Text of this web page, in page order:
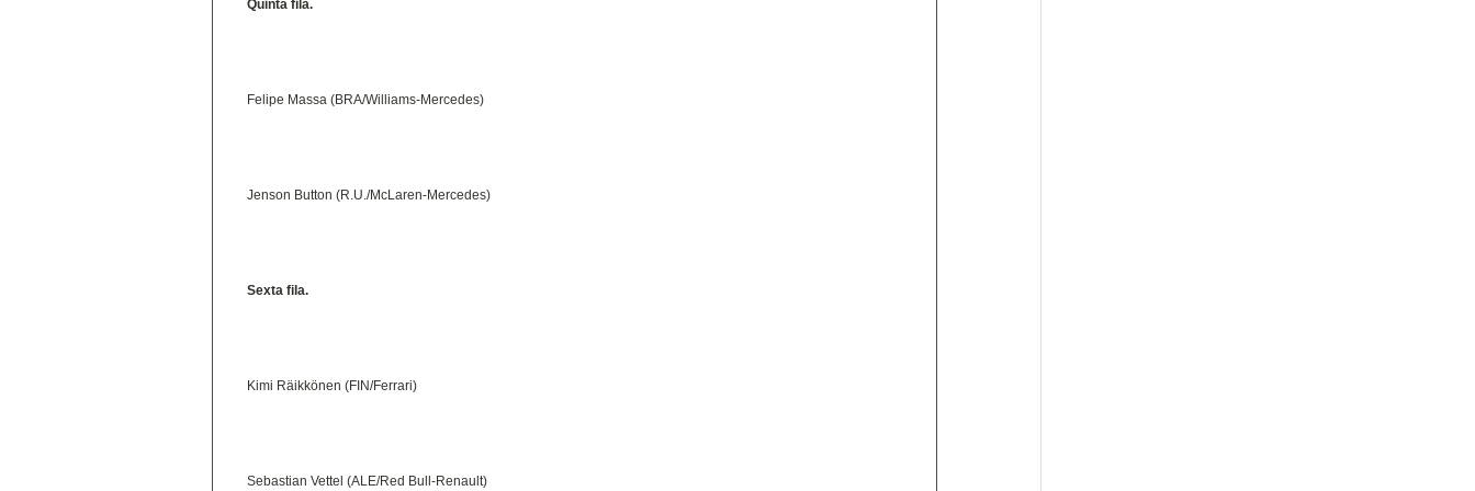
Quinta fila.
Felipe Massa (BRA/Williams-Mercedes)
Jenson Button (R.U./McLaren-Mercedes)
Sexta fila.
Kimi Räikkönen (FIN/Ferrari)
Sebastian Vettel (ALE/Red Bull-Renault)